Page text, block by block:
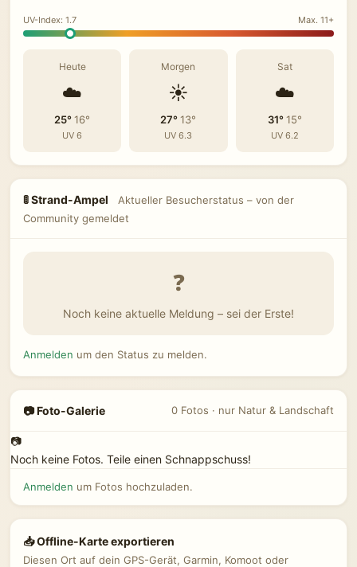
UV-Index: 1.7 Max. 11+
Heute
☁️
25°16°
UV 6
Morgen
☀️
27°13°
UV 6.3
Sat
☁️
31°15°
UV 6.2
🚦 Strand-Ampel
Aktueller Besucherstatus – von der
Community gemeldet
❓
Noch keine aktuelle Meldung – sei der Erste!
Anmelden um den Status zu melden.
📷 Foto-Galerie 0 Fotos · nur Natur & Landschaft
📷
Noch keine Fotos. Teile einen Schnappschuss!
Anmelden um Fotos hochzuladen.
📥 Offline-Karte exportieren
Diesen Ort auf dein GPS-Gerät, Garmin, Komoot oder